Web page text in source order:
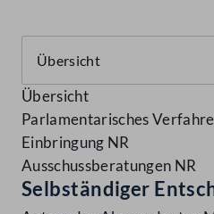
Übersicht
Parlamentarisches
Einbringung NR
Ausschussberatungen NR
Selbständiger